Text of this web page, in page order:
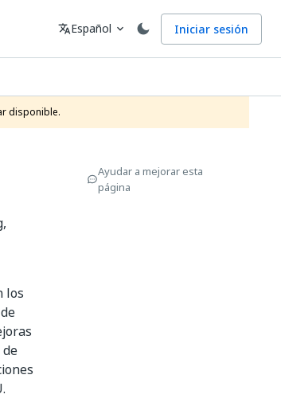
Idioma
translateEspañol expand_more Iniciar sesión
disponible.
los
Ayudar a mejorar esta
página